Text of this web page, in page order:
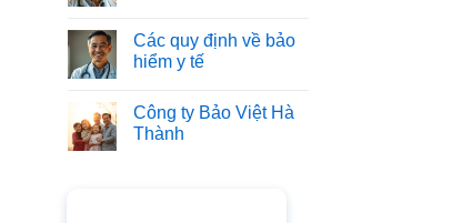
Các quy định về bảo
hiểm y tế
Công ty Bảo Việt Hà
Thành